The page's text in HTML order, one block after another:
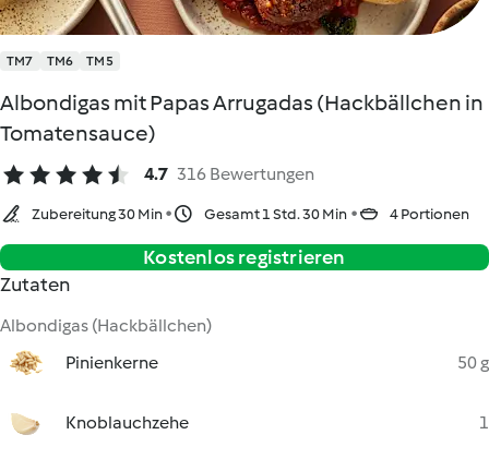
TM7 TM6 TM5
Albondigas mit Papas Arrugadas (Hackbällchen in
Tomatensauce)
4.7 316 Bewertungen
Zubereitung 30 Min Gesamt 1 Std. 30 Min 4 Portionen
Kostenlos registrieren
Zutaten
Albondigas (Hackbällchen)
Pinienkerne
50 g
Knoblauchzehe 1